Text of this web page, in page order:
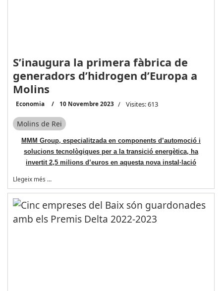
S’inaugura la primera fàbrica de
generadors d’hidrogen d’Europa a
Molins
Economia 10 Novembre 2023 Visites: 613
Molins de Rei
MMM Group, especialitzada en components d’automoció i
solucions tecnològiques per a la transició energètica, ha
invertit 2,5 milions d’euros en aquesta nova instal·lació
Llegeix més …